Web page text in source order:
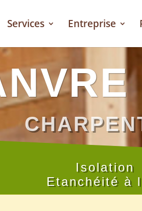
Services Entreprise
Isolation
Etanchéité à